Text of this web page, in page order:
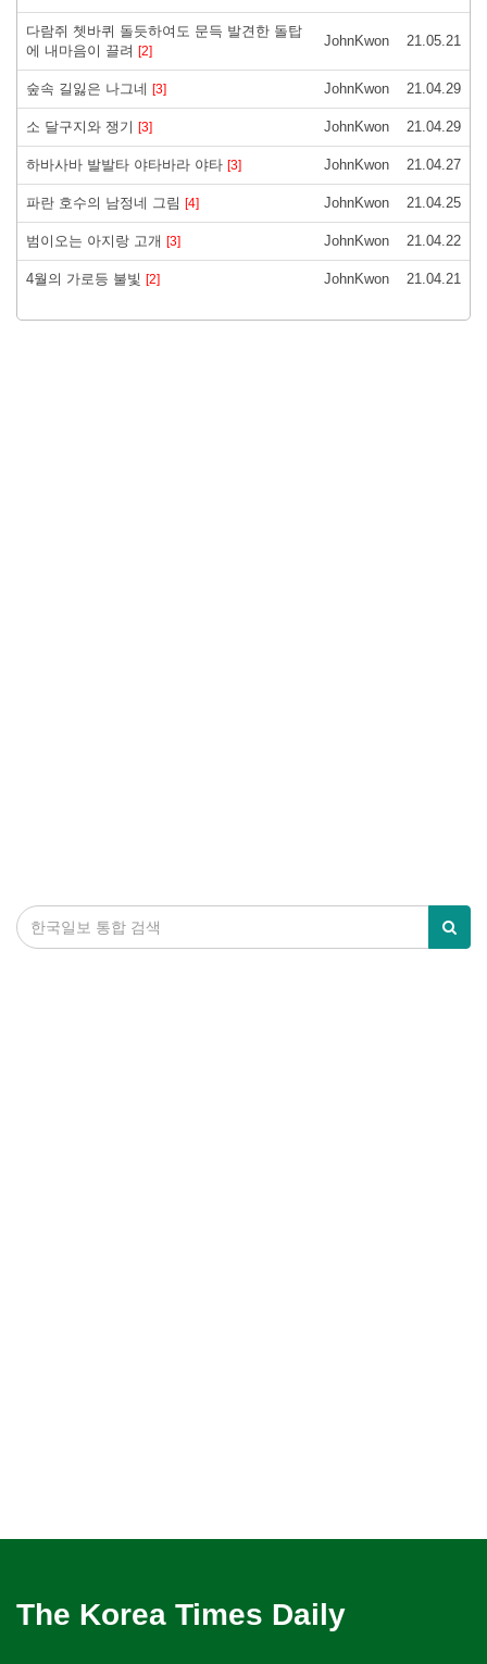
다람쥐 쳇바퀴 돌듯하여도 문득 발견한 돌탑
에 내마음이 끌려 [2]
JohnKwon 21.05.21
숲속 길잃은 나그네 [3] JohnKwon 21.04.29
소 달구지와 쟁기 [3] JohnKwon 21.04.29
하바사바 발발타 야타바라 야타 [3] JohnKwon 21.04.27
파란 호수의 남정네 그림 [4] JohnKwon 21.04.25
범이오는 아지랑 고개 [3] JohnKwon 21.04.22
4월의 가로등 불빛 [2] JohnKwon 21.04.21
The Korea Times Daily